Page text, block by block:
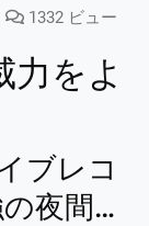
1332 ビュー
をよ
ブレコ
夜間記